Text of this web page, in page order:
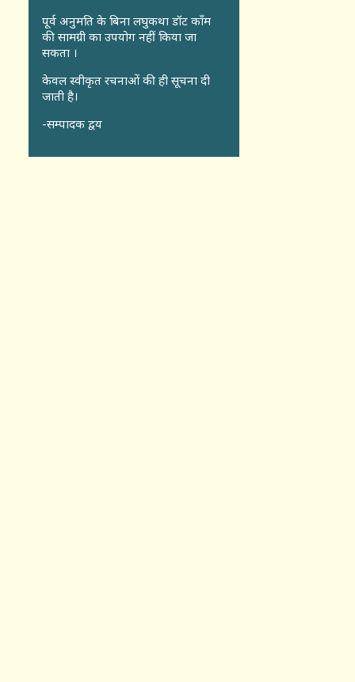
पूर्व अनुमति के बिना लघुकथा डॉट कॉंम
की सामग्री का उपयोग नहीं किया जा
सकता ।
केवल स्वीकृत रचनाओं की ही सूचना दी
जाती है।
-सम्पादक द्वय